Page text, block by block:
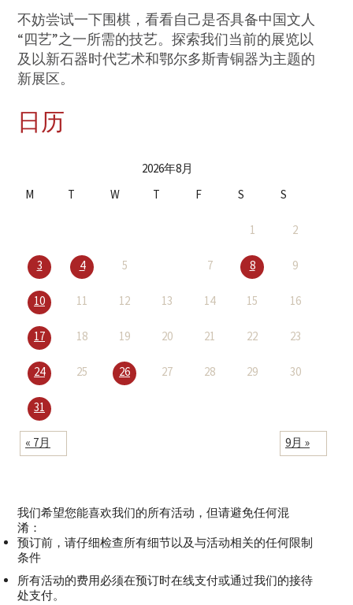
不妨尝试一下围棋，看看自己是否具备中国文人
“四艺”之一所需的技艺。探索我们当前的展览以
及以新石器时代艺术和鄂尔多斯青铜器为主题的
新展区。
日历
2026年8月
M
T W T F S S
« 7月 9月 »
1 2
3 4 5 7 8 9
10 11 12 13 14 15 16
17 18 19 20 21 22 23
24 25 26 27 28 29 30
31
我们希望您能喜欢我们的所有活动，但请避免任何混
淆：
预订前，请仔细检查所有细节以及与活动相关的任何限制
条件
所有活动的费用必须在预订时在线支付或通过我们的接待
处支付。